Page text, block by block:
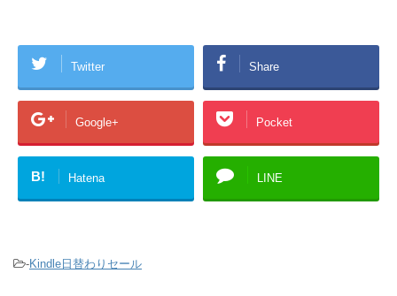
Twitter Share
Google+ Pocket
B! Hatena LINE
-Kindle日替わりセール